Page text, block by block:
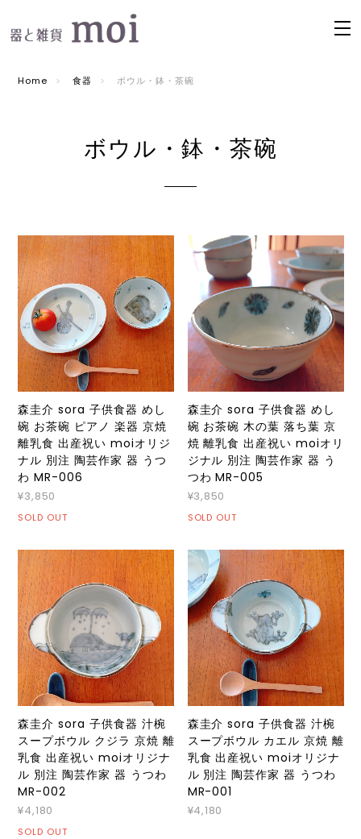
Home 食器 ボウル・鉢・茶碗
ボウル・鉢・茶碗
森圭介 sora 子供食器 めし
碗 お茶碗 ピアノ 楽器 京焼
離乳食 出産祝い moiオリジ
ナル 別注 陶芸作家 器 うつ
わ MR-006
¥3,850
SOLD OUT
森圭介 sora 子供食器 めし
碗 お茶碗 木の葉 落ち葉 京
焼 離乳食 出産祝い moiオリ
ジナル 別注 陶芸作家 器 う
つわ MR-005
¥3,850
SOLD OUT
森圭介 sora 子供食器 汁椀
スープボウル クジラ 京焼 離
乳食 出産祝い moiオリジナ
ル 別注 陶芸作家 器 うつわ
MR-002
¥4,180
SOLD OUT
森圭介 sora 子供食器 汁椀
スープボウル カエル 京焼 離
乳食 出産祝い moiオリジナ
ル 別注 陶芸作家 器 うつわ
MR-001
¥4,180